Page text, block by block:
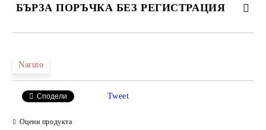
БЪРЗА ПОРЪЧКА БЕЗ РЕГИСТРАЦИЯ
Naruto
Сподели Tweet
Оцени продукта